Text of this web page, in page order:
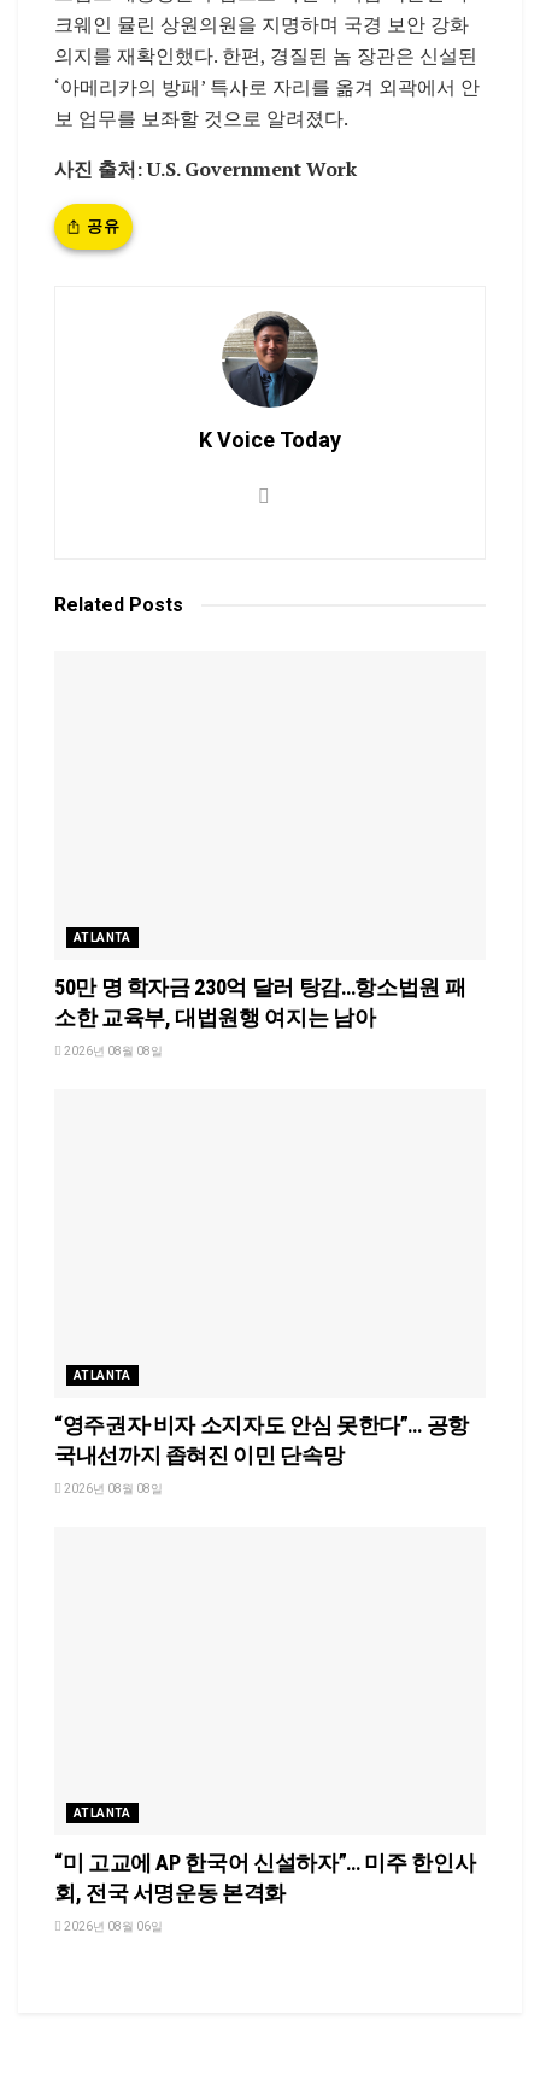
크웨인 뮬린 상원의원을 지명하며 국경 보안 강화
의지를 재확인했다. 한편, 경질된 놈 장관은 신설된
‘아메리카의 방패’ 특사로 자리를 옮겨 외곽에서 안
보 업무를 보좌할 것으로 알려졌다.
사진 출처: U.S. Government Work
공유
K Voice Today
Related Posts
ATLANTA
50만 명 학자금 230억 달러 탕감…항소법원 패
소한 교육부, 대법원행 여지는 남아
2026년 08월 08일
ATLANTA
“영주권자·비자 소지자도 안심 못한다”… 공항
국내선까지 좁혀진 이민 단속망
2026년 08월 08일
ATLANTA
“미 고교에 AP 한국어 신설하자”… 미주 한인사
회, 전국 서명운동 본격화
2026년 08월 06일